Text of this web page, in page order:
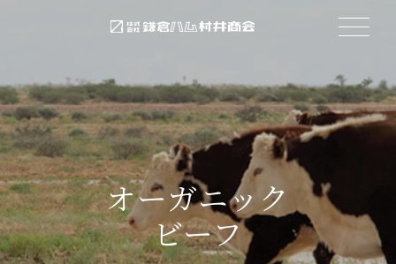
オーガニック
ビーフ